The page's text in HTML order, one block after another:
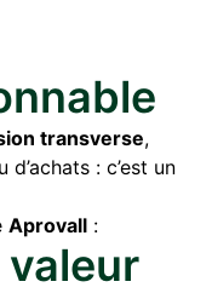
transverse,
: c’est un
Aprovall :